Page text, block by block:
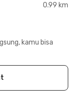
0.99 km
kamu bisa